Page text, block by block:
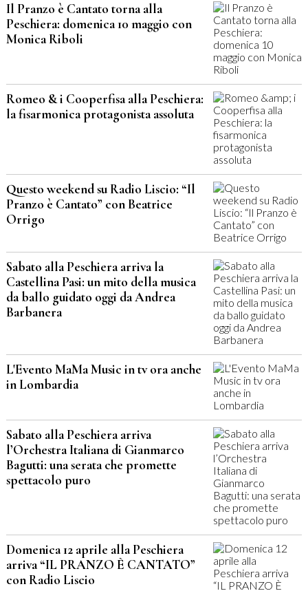
Il Pranzo è Cantato torna alla
Peschiera: domenica 10 maggio con
Monica Riboli
Romeo & i Cooperfisa alla Peschiera:
la fisarmonica protagonista assoluta
Questo weekend su Radio Liscio: “Il
Pranzo è Cantato” con Beatrice
Orrigo
Sabato alla Peschiera arriva la
Castellina Pasi: un mito della musica
da ballo guidato oggi da Andrea
Barbanera
L'Evento MaMa Music in tv ora anche
in Lombardia
Sabato alla Peschiera arriva
l’Orchestra Italiana di Gianmarco
Bagutti: una serata che promette
spettacolo puro
Domenica 12 aprile alla Peschiera
arriva “IL PRANZO È CANTATO”
con Radio Liscio